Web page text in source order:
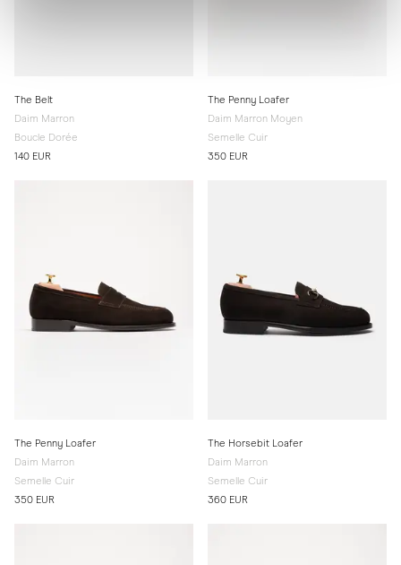
The Belt
Daim Marron
Boucle Dorée
140 EUR
The Penny Loafer
Daim Marron Moyen
Semelle Cuir
350 EUR
The Penny Loafer
Daim Marron
Semelle Cuir
350 EUR
The Horsebit Loafer
Daim Marron
Semelle Cuir
360 EUR